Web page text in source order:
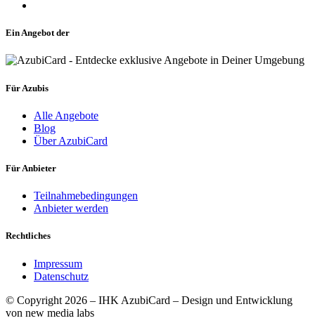
Ein Angebot der
Für Azubis
Alle Angebote
Blog
Über AzubiCard
Für Anbieter
Teilnahmebedingungen
Anbieter werden
Rechtliches
Impressum
Datenschutz
© Copyright 2026 – IHK AzubiCard – Design und Entwicklung
von new media labs